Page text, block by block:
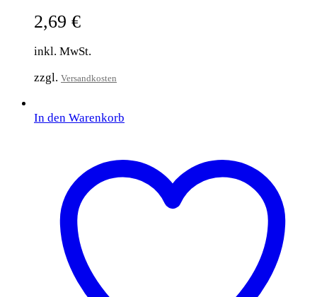
2,69 €
inkl. MwSt.
zzgl. Versandkosten
In den Warenkorb